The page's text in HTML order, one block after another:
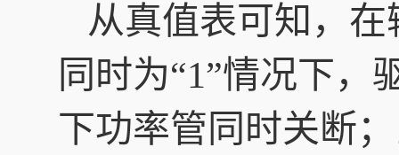
从真值表可知，在
同时为“1”情况下，
下功率管同时关断